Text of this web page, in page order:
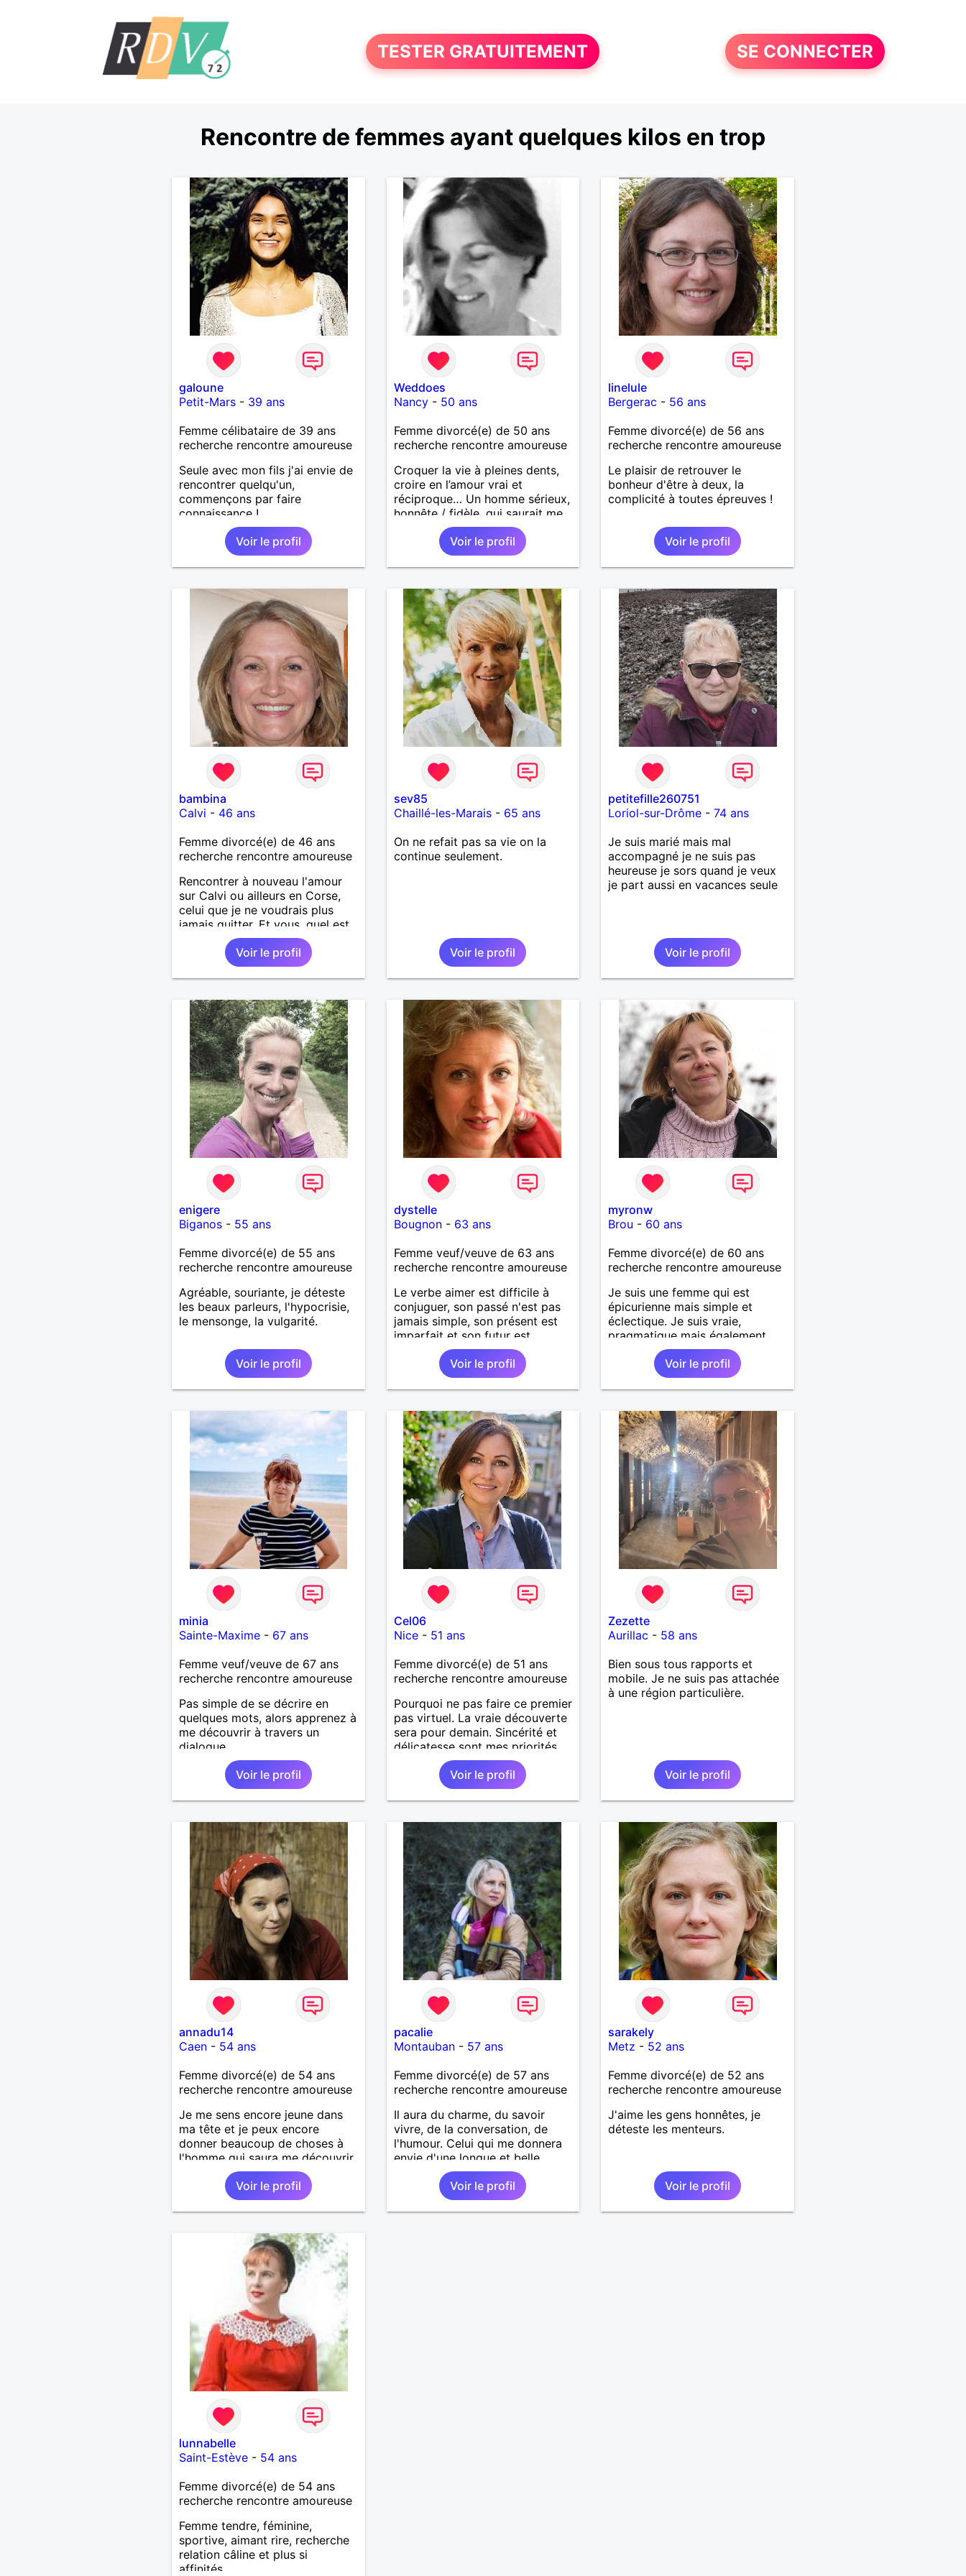
TESTER GRATUITEMENT SE CONNECTER
Rencontre de femmes ayant quelques kilos en trop
galoune
Petit-Mars- 39 ans
Femme célibataire de 39 ans
recherche rencontre amoureuse
Seule avec mon fils j'ai envie de
rencontrer quelqu'un,
commençons par faire
connaissance !
Voir le profil
Weddoes
Nancy- 50 ans
Femme divorcé(e) de 50 ans
recherche rencontre amoureuse
Croquer la vie à pleines dents,
croire en l’amour vrai et
réciproque… Un homme sérieux,
honnête / fidèle, qui saurait me
faire rire à nouveau, est le bien
Voir le profil
linelule
Bergerac - 56 ans
Femme divorcé(e) de 56 ans
recherche rencontre amoureuse
Le plaisir de retrouver le
bonheur d'être à deux, la
complicité à toutes épreuves !
Voir le profil
bambina
Calvi - 46 ans
Femme divorcé(e) de 46 ans
recherche rencontre amoureuse
Rencontrer à nouveau l'amour
sur Calvi ou ailleurs en Corse,
celui que je ne voudrais plus
jamais quitter. Et vous, quel est
votre rêve ?
Voir le profil
sev85
Chaillé-les-Marais- 65 ans
On ne refait pas sa vie on la
continue seulement.
Voir le profil
petitefille260751
Loriol-sur-Drôme -74 ans
Je suis marié mais mal
accompagné je ne suis pas
heureuse je sors quand je veux
je part aussi en vacances seule
Voir le profil
enigere
Biganos- 55 ans
Femme divorcé(e) de 55 ans
recherche rencontre amoureuse
Agréable, souriante, je déteste
les beaux parleurs, l'hypocrisie,
le mensonge, la vulgarité.
Voir le profil
dystelle
Bougnon- 63 ans
Femme veuf/veuve de 63 ans
recherche rencontre amoureuse
Le verbe aimer est difficile à
conjuguer, son passé n'est pas
jamais simple, son présent est
imparfait et son futur est
conditionnel.
Voir le profil
myronw
Brou - 60 ans
Femme divorcé(e) de 60 ans
recherche rencontre amoureuse
Je suis une femme qui est
épicurienne mais simple et
éclectique. Je suis vraie,
pragmatique mais également
passionnée, j'ai envie de vivre
des moments à deux.
Voir le profil
minia
Sainte-Maxime- 67 ans
Femme veuf/veuve de 67 ans
recherche rencontre amoureuse
Pas simple de se décrire en
quelques mots, alors apprenez à
me découvrir à travers un
dialogue.
Voir le profil
Cel06
Nice- 51 ans
Femme divorcé(e) de 51 ans
recherche rencontre amoureuse
Pourquoi ne pas faire ce premier
pas virtuel. La vraie découverte
sera pour demain. Sincérité et
délicatesse sont mes priorités.
Voir le profil
Zezette
Aurillac - 58 ans
Bien sous tous rapports et
mobile. Je ne suis pas attachée
à une région particulière.
Voir le profil
annadu14
Caen- 54 ans
Femme divorcé(e) de 54 ans
recherche rencontre amoureuse
Je me sens encore jeune dans
ma tête et je peux encore
donner beaucoup de choses à
l'homme qui saura me découvrir.
Voir le profil
pacalie
Montauban- 57 ans
Femme divorcé(e) de 57 ans
recherche rencontre amoureuse
Il aura du charme, du savoir
vivre, de la conversation, de
l'humour. Celui qui me donnera
envie d'une longue et belle
Voir le profil
sarakely
Metz - 52 ans
Femme divorcé(e) de 52 ans
recherche rencontre amoureuse
J'aime les gens honnêtes, je
déteste les menteurs.
Voir le profil
lunnabelle
Saint-Estève- 54 ans
Femme divorcé(e) de 54 ans
recherche rencontre amoureuse
Femme tendre, féminine,
sportive, aimant rire, recherche
relation câline et plus si
affinités.